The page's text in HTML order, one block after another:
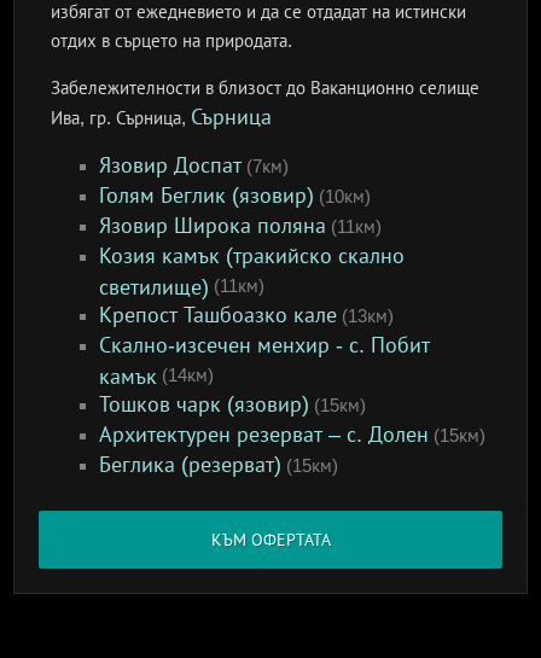
избягат от ежедневието и да се отдадат на истински
отдих в сърцето на природата.
Забележителности в близост до Ваканционно селище
Ива, гр. Сърница, Сърница
Язовир Доспат(7км)
Голям Беглик (язовир) (10км)
Язовир Широка поляна (11км)
Козия камък (тракийско скално
светилище) (11км)
Крепост Ташбоазко кале (13км)
Скално-изсечен менхир - с. Побит
камък (14км)
Тошков чарк (язовир) (15км)
Архитектурен резерват – с. Долен (15км)
Беглика (резерват) (15км)
КЪМ ОФЕРТАТА